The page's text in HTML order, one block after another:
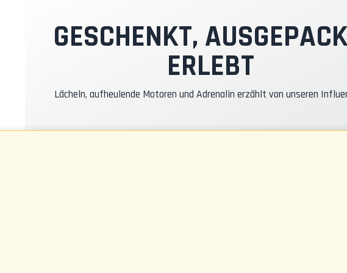
Kraftstoff
GESCHENKT,
ERLEBT
Lächeln, aufheulende Motoren und Adrenalin erzählt von unseren